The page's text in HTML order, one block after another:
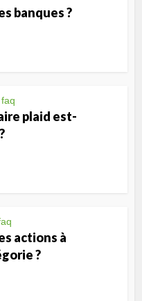
banques ?
faq
plaid est-
actions à
?